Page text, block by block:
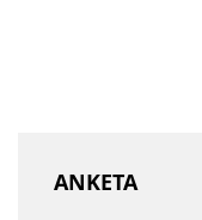
ANKETA